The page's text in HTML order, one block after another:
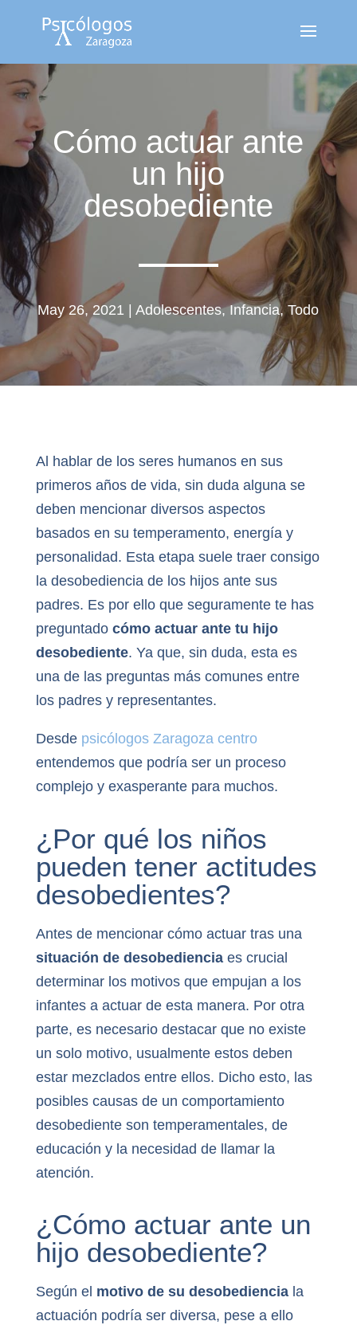
Cómo actuar ante
un hijo
desobediente
May 26, 2021 |Adolescentes,Infancia,Todo
Al hablar de los seres humanos en sus
primeros años de vida, sin duda alguna se
deben mencionar diversos aspectos
basados en su temperamento, energía y
personalidad. Esta etapa suele traer consigo
la desobediencia de los hijos ante sus
padres. Es por ello que seguramente te has
preguntadocómo actuar ante tu hijo
desobediente. Ya que, sin duda, esta es
una de las preguntas más comunes entre
los padres y representantes.
Desde psicólogos Zaragoza centro
entendemos que podría ser un proceso
complejo y exasperante para muchos.
¿Por qué los niños
pueden tener actitudes
desobedientes?
Antes de mencionar cómo actuar tras una
situación de desobediencia es crucial
determinar los motivos que empujan a los
infantes a actuar de esta manera. Por otra
parte, es necesario destacar que no existe
un solo motivo, usualmente estos deben
estar mezclados entre ellos. Dicho esto, las
posibles causas de un comportamiento
desobediente son temperamentales, de
educación y la necesidad de llamar la
atención.
¿Cómo actuar ante un
hijo desobediente?
Según el motivo de su desobediencia la
actuación podría ser diversa, pese a ello